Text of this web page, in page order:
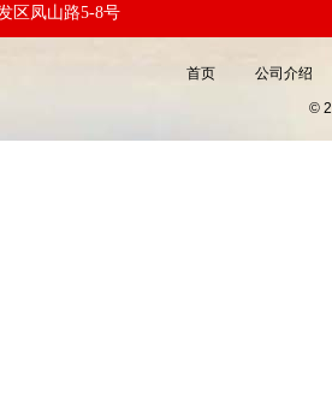
区凤山路5-8号
首页 公司介绍
©